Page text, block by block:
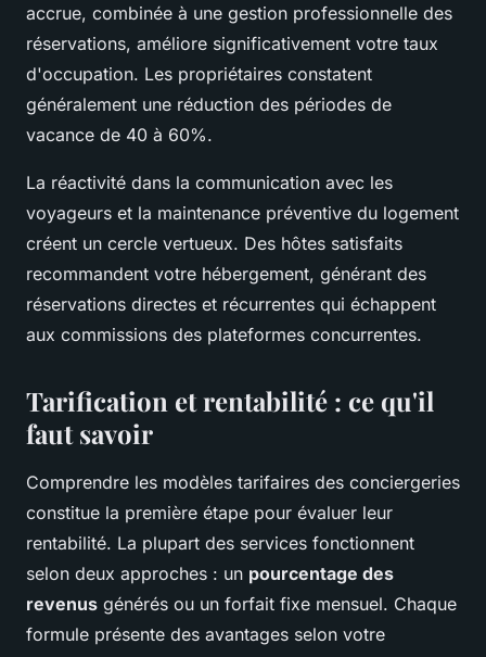
accrue, combinée à une gestion professionnelle des
réservations, améliore significativement votre taux
d'occupation. Les propriétaires constatent
généralement une réduction des périodes de
vacance de 40 à 60%.
La réactivité dans la communication avec les
voyageurs et la maintenance préventive du logement
créent un cercle vertueux. Des hôtes satisfaits
recommandent votre hébergement, générant des
réservations directes et récurrentes qui échappent
aux commissions des plateformes concurrentes.
Tarification et rentabilité : ce qu'il
faut savoir
Comprendre les modèles tarifaires des conciergeries
constitue la première étape pour évaluer leur
rentabilité. La plupart des services fonctionnent
selon deux approches : un pourcentage des
revenus générés ou un forfait fixe mensuel. Chaque
formule présente des avantages selon votre